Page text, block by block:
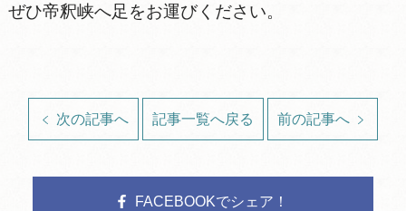
ぜひ帝釈峡へ足をお運びください。
次の記事へ 記事一覧へ戻る 前の記事へ
FACEBOOKでシェア！